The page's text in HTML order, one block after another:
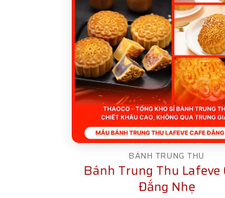
BÁNH TRUNG THU
Bánh Trung Thu Lafeve
Đắng Nhẹ